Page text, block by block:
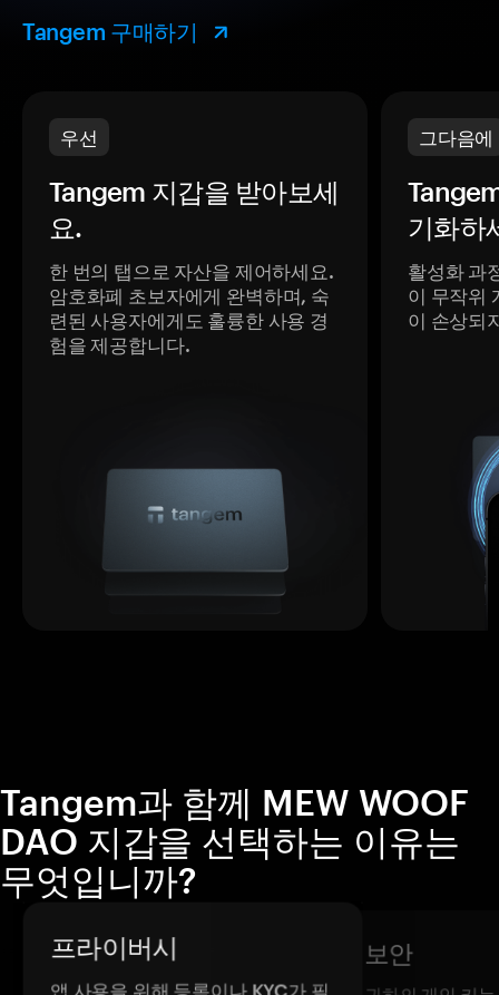
Tangem 구매하기
우선
Tangem 지갑을 받아보세
요.
한 번의 탭으로 자산을 제어하세요.
암호화폐 초보자에게 완벽하며, 숙
련된 사용자에게도 훌륭한 사용 경
험을 제공합니다.
그다음에
기화하
활성화 과
이 무작위
이 손상되
Tangem과 함께 MEW WOOF
DAO 지갑을 선택하는 이유는
무엇입니까?
프라이버시 보안